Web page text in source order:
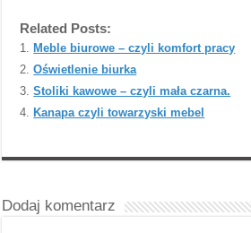
Related Posts:
Meble biurowe – czyli komfort pracy
Oświetlenie biurka
Stoliki kawowe – czyli mała czarna.
Kanapa czyli towarzyski mebel
Dodaj komentarz